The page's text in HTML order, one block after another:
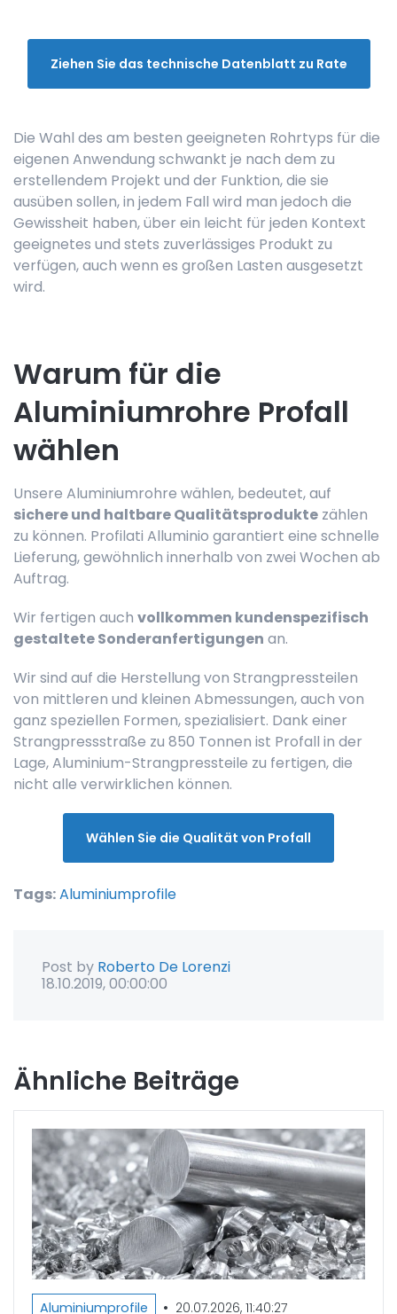
Ziehen Sie das technische Datenblatt zu Rate
Die Wahl des am besten geeigneten Rohrtyps für die
eigenen Anwendung schwankt je nach dem zu
erstellendem Projekt und der Funktion, die sie
ausüben sollen, in jedem Fall wird man jedoch die
Gewissheit haben, über ein leicht für jeden Kontext
geeignetes und stets zuverlässiges Produkt zu
verfügen, auch wenn es großen Lasten ausgesetzt
wird.
Warum für die
Aluminiumrohre Profall
wählen
Unsere Aluminiumrohre wählen, bedeutet, auf
sichere und haltbare Qualitätsprodukte zählen
zu können. Profilati Alluminio garantiert eine schnelle
Lieferung, gewöhnlich innerhalb von zwei Wochen ab
Auftrag.
Wir fertigen auch vollkommen kundenspezifisch
gestaltete Sonderanfertigungen an.
Wir sind auf die Herstellung von Strangpressteilen
von mittleren und kleinen Abmessungen, auch von
ganz speziellen Formen, spezialisiert. Dank einer
Strangpressstraße zu 850 Tonnen ist Profall in der
Lage, Aluminium-Strangpressteile zu fertigen, die
nicht alle verwirklichen können.
Wählen Sie die Qualität von Profall
Tags:Aluminiumprofile
Post by Roberto De Lorenzi
18.10.2019, 00:00:00
Ähnliche Beiträge
Aluminiumprofile • 20.07.2026, 11:40:27